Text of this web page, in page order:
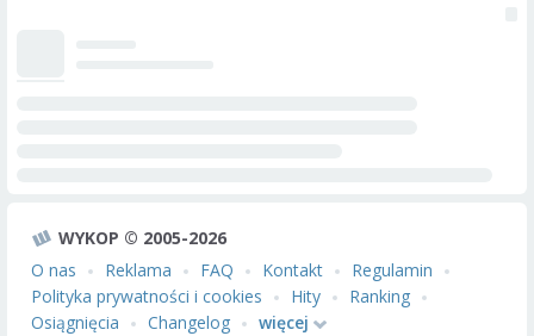
WYKOP © 2005-2026
O nas
Reklama FAQ Kontakt
Regulamin
Polityka prywatności i cookies
Hity
Ranking
Osiągnięcia
Changelog więcej